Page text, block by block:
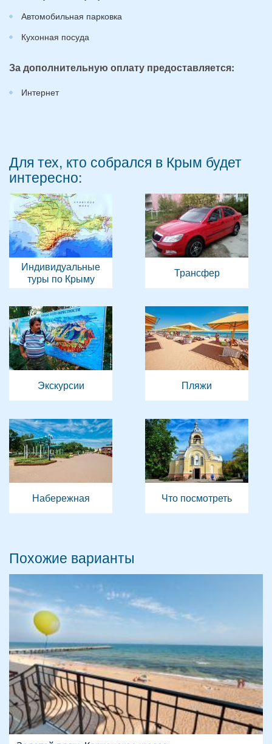
Автомобильная парковка
Кухонная посуда
За дополнительную оплату предоставляется:
Интернет
Для тех, кто собрался в Крым будет
интересно:
Индивидуальные
туры по Крыму
Трансфер
Экскурсии Пляжи
Набережная Что посмотреть
Похожие варианты